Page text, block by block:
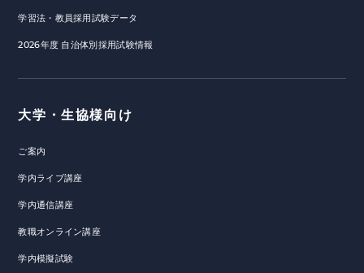
学習法・教員採用試験データ
2026年度 自治体別採用試験情報
大学・生協様向け
ご案内
学内ライブ講座
学内通信講座
教職オンライン講座
学内模擬試験